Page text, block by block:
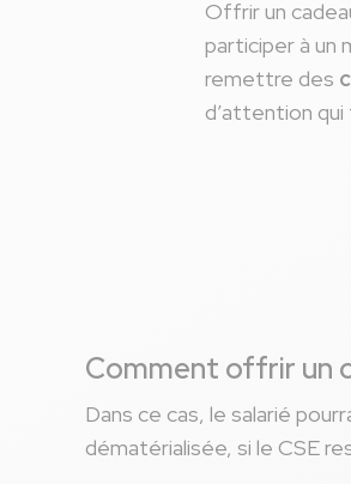
Offrir un
participer à un
remettre des
d’attention qui
Comment offrir un
Dans ce cas, le salarié
dématérialisée, si le CSE